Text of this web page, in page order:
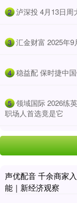
2 泸深投 4月13日周
3 汇金财富 2025年
4 稳益配 保时捷中
5 领域国际 2026练
职场人首选竟是它
声优配音 千余商家
能｜新经济观察